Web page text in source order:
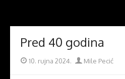
content
Pred 40 godina
Posted
10. rujna 2024. Author
Mile Pecić